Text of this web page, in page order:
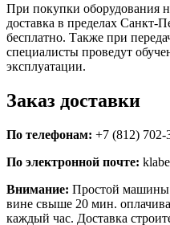
При покупки оборудования
доставка в пределах Санкт-
бесплатно. Также при
специалисты проведут
эксплуатации.
Заказ доставки
По телефонам: +7 (812) 702-
По электронной почте:
Внимание: Простой машины
вине свыше 20 мин.
каждый час. Доставка